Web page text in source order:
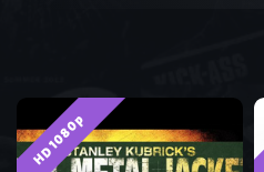
HD 1080p